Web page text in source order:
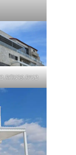
בניית פרגולות